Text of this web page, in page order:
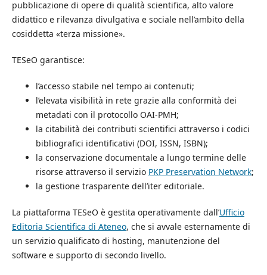
pubblicazione di opere di qualità scientifica, alto valore
didattico e rilevanza divulgativa e sociale nell’ambito della
cosiddetta «terza missione».
TESeO garantisce:
l’accesso stabile nel tempo ai contenuti;
l’elevata visibilità in rete grazie alla conformità dei
metadati con il protocollo OAI-PMH;
la citabilità dei contributi scientifici attraverso i codici
bibliografici identificativi (DOI, ISSN, ISBN);
la conservazione documentale a lungo termine delle
risorse attraverso il servizio PKP Preservation Network;
la gestione trasparente dell’iter editoriale.
La piattaforma TESeO è gestita operativamente dall’Ufficio
Editoria Scientifica di Ateneo, che si avvale esternamente di
un servizio qualificato di hosting, manutenzione del
software e supporto di secondo livello.